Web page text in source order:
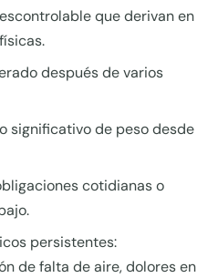
que derivan en
después de varios
significativo de peso desde
cotidianas o
persistentes:
de falta de aire, dolores en